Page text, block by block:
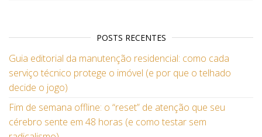
POSTS RECENTES
Guia editorial da manutenção residencial: como cada
serviço técnico protege o imóvel (e por que o telhado
decide o jogo)
Fim de semana offline: o “reset” de atenção que seu
cérebro sente em 48 horas (e como testar sem